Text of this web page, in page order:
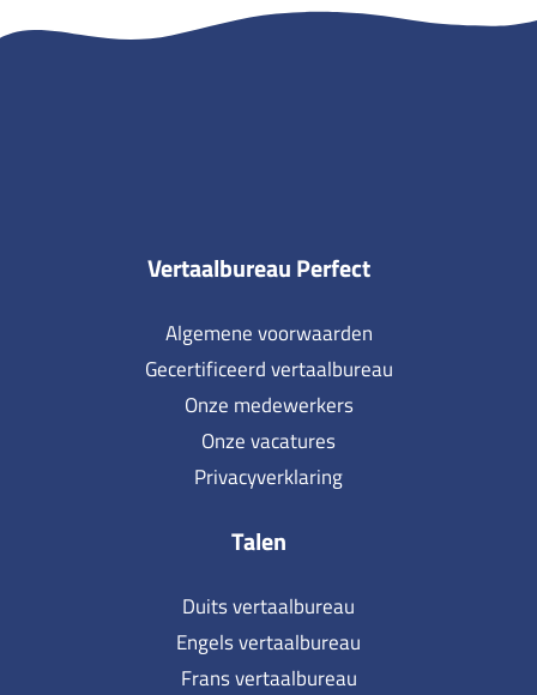
Vertaalbureau Perfect
Algemene voorwaarden
Gecertificeerd vertaalbureau
Onze medewerkers
Onze vacatures
Privacyverklaring
Talen
Duits vertaalbureau
Engels vertaalbureau
Frans vertaalbureau